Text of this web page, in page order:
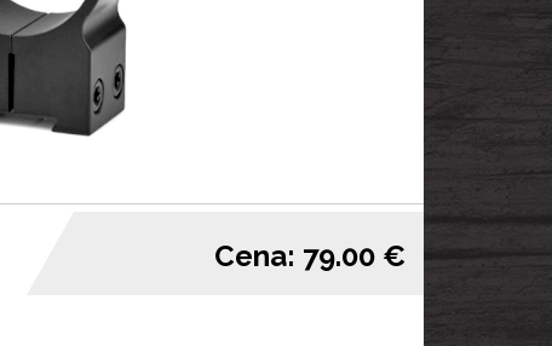
Cena: 79.00 €